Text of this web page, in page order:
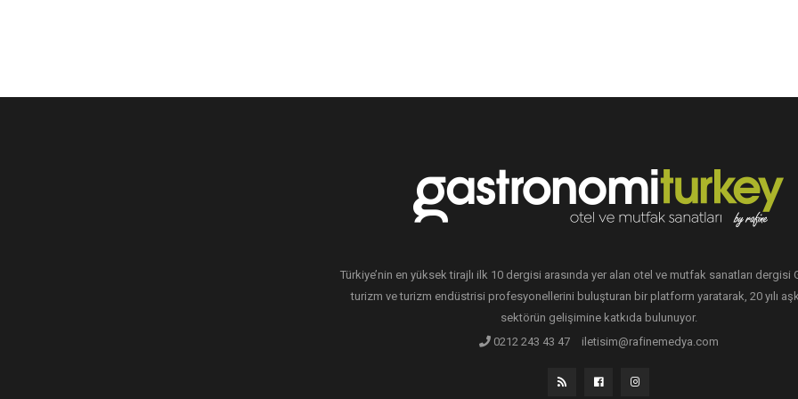
Türkiye’nin en yüksek tirajlı ilk 10 dergisi arasında yer alan otel ve mutfak sanatları dergisi
turizm ve turizm endüstrisi profesyonellerini buluşturan bir platform yaratarak, 20 yılı
sektörün gelişimine katkıda bulunuyor.
0212 243 43 47
iletisim@rafinemedya.com